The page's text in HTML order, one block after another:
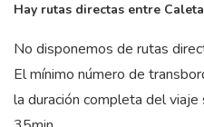
Hay rutas directas entre
No disponemos de rutas
El mínimo número de
la duración completa del